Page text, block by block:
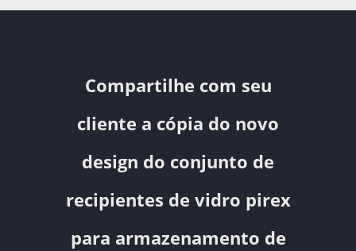
Compartilhe com seu
cliente a cópia do novo
design do conjunto de
recipientes de vidro pirex
para armazenamento de